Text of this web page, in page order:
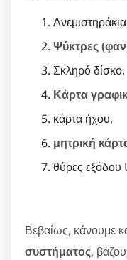
Ψύκτρες
Σκληρό δίσκο,
Κάρτα
κάρτα ήχου,
μητρική
θύρες
Βεβαίως, κάνουμε
συστήματος,